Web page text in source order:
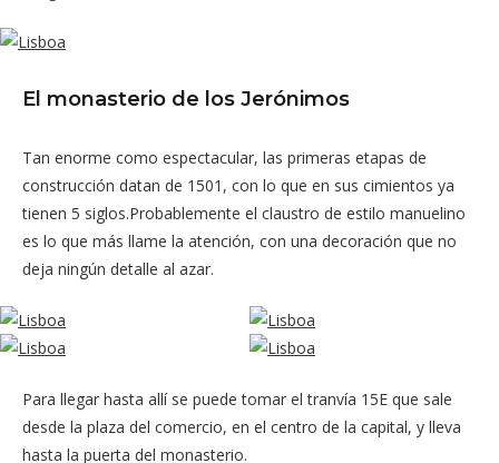
El monasterio de los Jerónimos
Tan enorme como espectacular, las primeras etapas de
construcción datan de 1501, con lo que en sus cimientos ya
tienen 5 siglos.Probablemente el claustro de estilo manuelino
es lo que más llame la atención, con una decoración que no
deja ningún detalle al azar.
Para llegar hasta allí se puede tomar el tranvía 15E que sale
desde la plaza del comercio, en el centro de la capital, y lleva
hasta la puerta del monasterio.